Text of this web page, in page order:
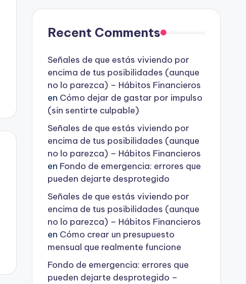
Recent Comments
Señales de que estás viviendo por
encima de tus posibilidades (aunque
no lo parezca) – Hábitos Financieros
en Cómo dejar de gastar por impulso
(sin sentirte culpable)
Señales de que estás viviendo por
encima de tus posibilidades (aunque
no lo parezca) – Hábitos Financieros
en Fondo de emergencia: errores que
pueden dejarte desprotegido
Señales de que estás viviendo por
encima de tus posibilidades (aunque
no lo parezca) – Hábitos Financieros
en Cómo crear un presupuesto
mensual que realmente funcione
Fondo de emergencia: errores que
pueden dejarte desprotegido –